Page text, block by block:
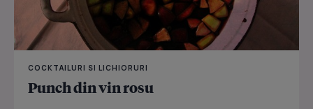
COCKTAILURI SI LICHIORURI
Punch din vin rosu